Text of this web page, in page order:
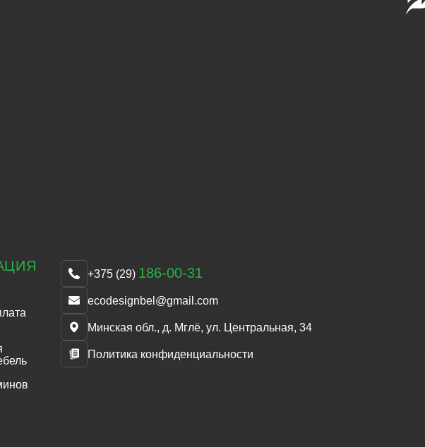
+375 (29) 186-00-31
ecodesignbel@gmail.com
Минская обл., д. Мглё, ул. Центральная, 34
Политика конфиденциальности